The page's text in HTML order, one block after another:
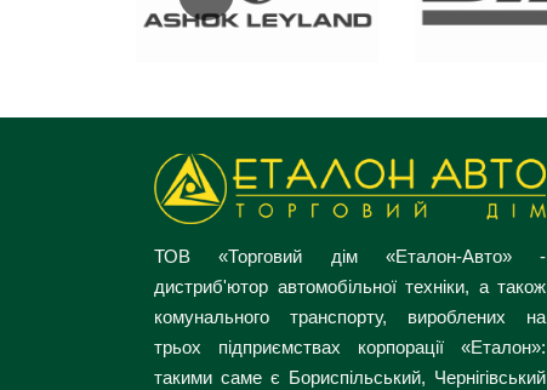
ТОВ «Торговий дім «Еталон-Авто» -
дистриб'ютор автомобільної техніки, а також
комунального транспорту, вироблених на
трьох підприємствах корпорації «Еталон»:
такими саме є Бориспільський, Чернігівський